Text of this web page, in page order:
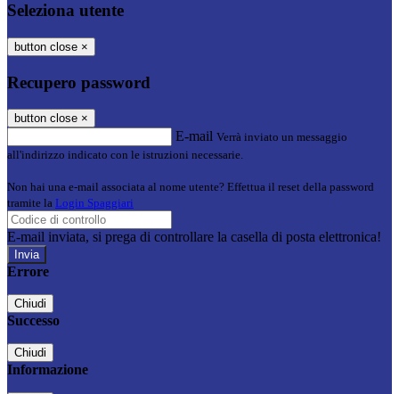
Seleziona utente
button close ×
Recupero password
button close ×
E-mail Verrà inviato un messaggio
all'indirizzo indicato con le istruzioni necessarie.
Non hai una e-mail associata al nome utente? Effettua il reset della password
tramite la Login Spaggiari
E-mail inviata, si prega di controllare la casella di posta elettronica!
Errore
Chiudi
Successo
Chiudi
Informazione